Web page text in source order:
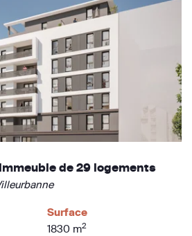
de 29 logements
Surface
1830 m2